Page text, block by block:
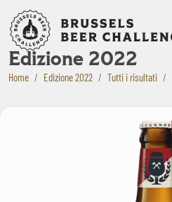
Edizione 2022
Home Edizione 2022 Tutti i risultati